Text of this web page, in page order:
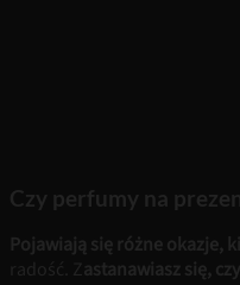
Czy perfumy na
Pojawiają się różne okazje,
radość. Zastanawiasz się,